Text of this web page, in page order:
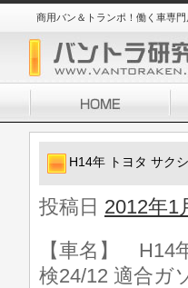
商用バン＆トランポ！働く車専門
H14年 トヨタ サク
投稿日 2012年1
【車名】 H14
検24/12 適合ガ